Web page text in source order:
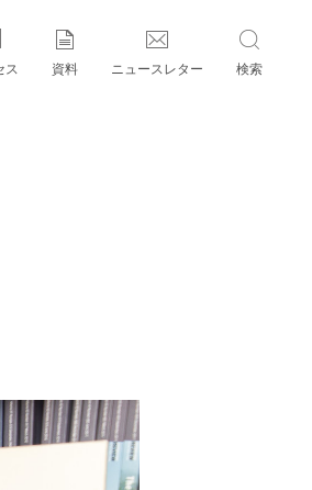
ス 資料 ニュースレター 検索